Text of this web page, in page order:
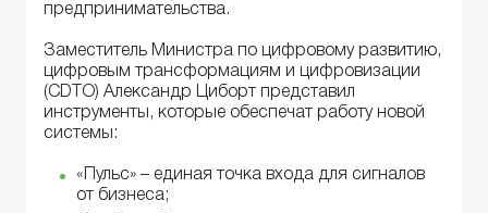
предпринимательства.
Заместитель Министра по цифровому развитию,
цифровым трансформациям и цифровизации
(CDTO) Александр Циборт представил
инструменты, которые обеспечат работу новой
системы:
«Пульс» – единая точка входа для сигналов
от бизнеса;